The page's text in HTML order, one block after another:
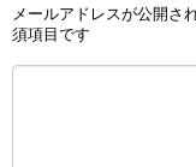
メールアドレスが公開さ
須項目です